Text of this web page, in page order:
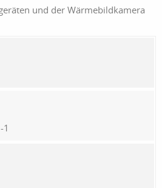
und der Wärmebildkamera
1